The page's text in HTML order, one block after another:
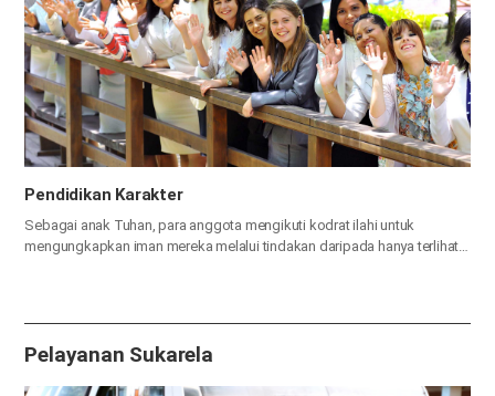
Pendidikan Karakter
Sebagai anak Tuhan, para anggota mengikuti kodrat ilahi untuk
mengungkapkan iman mereka melalui tindakan daripada hanya terlihat
Pelayanan Sukarela